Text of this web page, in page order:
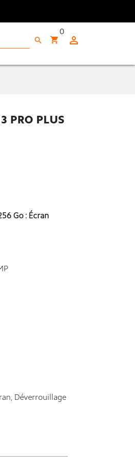

shopping_cart
0
search
PRO PLUS
Go : Écran
Déverrouillage